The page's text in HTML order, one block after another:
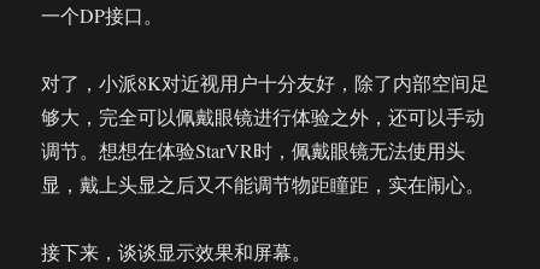
一个DP接口。
对了，小派8K对近视用户十分友好，除了内部空间足
够大，完全可以佩戴眼镜进行体验之外，还可以手动
调节。想想在体验StarVR时，佩戴眼镜无法使用头
显，戴上头显之后又不能调节物距瞳距，实在闹心。
接下来，谈谈显示效果和屏幕。